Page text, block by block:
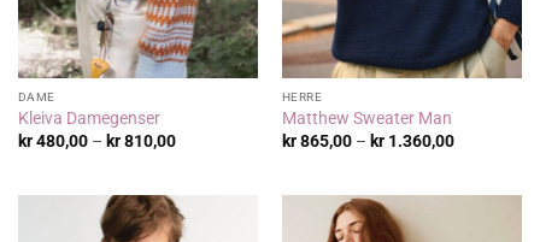
DAME
Kleiva Damegenser
kr480,00 – kr810,00Prisområde:
HERRE
Matthew Sweater Man
kr865,00 – kr1.360,00